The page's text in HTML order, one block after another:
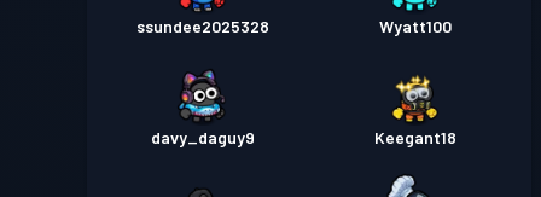
ssundee2025328 Wyatt100
davy_daguy9 Keegant18